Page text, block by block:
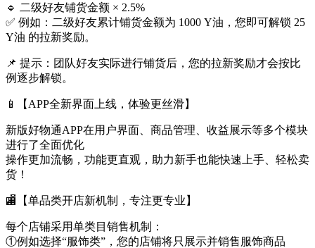
🔹 二级好友铺货金额 × 2.5%
✅ 例如：二级好友累计铺货金额为 1000 Y油，您即可解锁 25
Y油 的拉新奖励。
📌 提示：团队好友实际进行铺货后，您的拉新奖励才会按比
例逐步解锁。
📱【APP全新界面上线，体验更丝滑】
新版好物通APP在用户界面、商品管理、收益展示等多个模块
进行了全面优化
操作更加流畅，功能更直观，助力新手也能快速上手、轻松卖
货！
🏬【单品类开店新机制，专注更专业】
每个店铺采用单类目销售机制：
①例如选择“服饰类”，您的店铺将只展示并销售服饰商品